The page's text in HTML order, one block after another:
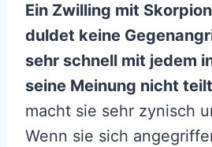
Ein Zwilling mit
duldet keine
sehr schnell mit jedem
seine Meinung nicht
macht sie sehr zynisch
Wenn sie sich